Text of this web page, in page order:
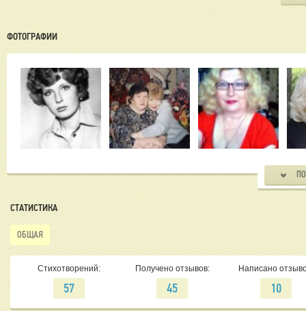
на
С
ФОТОГРАФИИ
СТАТИСТИКА
ОБЩАЯ
Стихотворений:
57
Получено отзывов:
45
Написано
10